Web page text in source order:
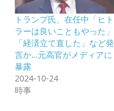
トランプ氏、在任中「ヒト
ラーは良いこともやった」
「経済立て直した」など発
言か…元高官がメディアに
暴露
2024-10-24
時事